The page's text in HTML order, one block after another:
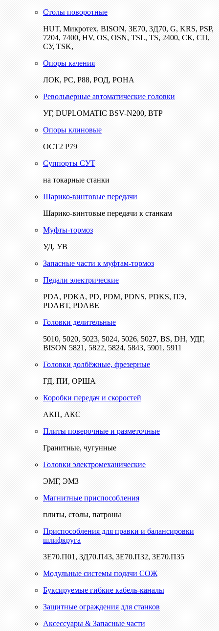
Столы поворотные
HUT, Микротех, BISON, 3Е70, 3Д70, G, KRS, PSP,
7204, 7400, HV, OS, OSN, TSL, TS, 2400, СК, СП,
СУ, TSK,
Опоры качения
ЛОК, РС, Р88, РОД, РОНА
Револьверные автоматические головки
УГ, DUPLOMATIC BSV-N200, ВТР
Опоры клиновые
ОСТ2 Р79
Суппорты СУТ
на токарные станки
Шарико-винтовые передачи
Шарико-винтовые передачи к станкам
Муфты-тормоз
УД, УВ
Запасные части к муфтам-тормоз
Педали электрические
PDA, PDKA, PD, PDM, PDNS, PDKS, ПЭ,
PDABT, PDABE
Головки делительные
5010, 5020, 5023, 5024, 5026, 5027, BS, DH, УДГ,
BISON 5821, 5822, 5824, 5843, 5901, 5911
Головки долбёжные, фрезерные
ГД, ПИ, ОРША
Коробки передач и скоростей
АКП, АКС
Плиты поверочные и разметочные
Гранитные, чугунные
Головки электромеханические
ЭМГ, ЭМЗ
Магнитные приспособления
плиты, столы, патроны
Приспособления для правки и балансировки
шлифкруга
3Е70.П01, 3Д70.П43, 3Е70.П32, 3Е70.П35
Модульные системы подачи СОЖ
Буксируемые гибкие кабель-каналы
Защитные ограждения для станков
Аксессуары & Запасные части